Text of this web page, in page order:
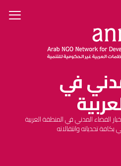
في
الفضاء المدني في المنطقة العربية
تحدياته وانتقالاته